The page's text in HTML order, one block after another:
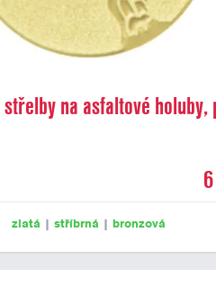
střelby na asfaltové holuby,
zlatá |stříbrná | bronzová